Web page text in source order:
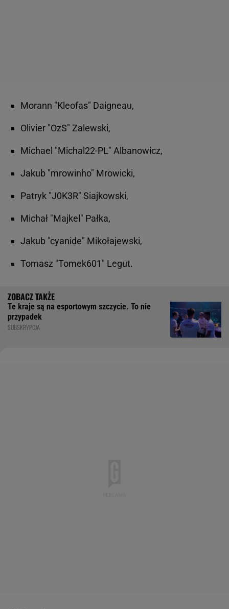
Morann "Kleofas" Daigneau,
Olivier "OzS" Zalewski,
Michael "Michal22-PL" Albanowicz,
Jakub "mrowinho" Mrowicki,
Patryk "J0K3R" Siajkowski,
Michał "Majkel" Pałka,
Jakub "cyanide" Mikołajewski,
Tomasz "Tomek601" Legut.
Te kraje są na esportowym szczycie. To nie
przypadek
SUBSKRYPCJA